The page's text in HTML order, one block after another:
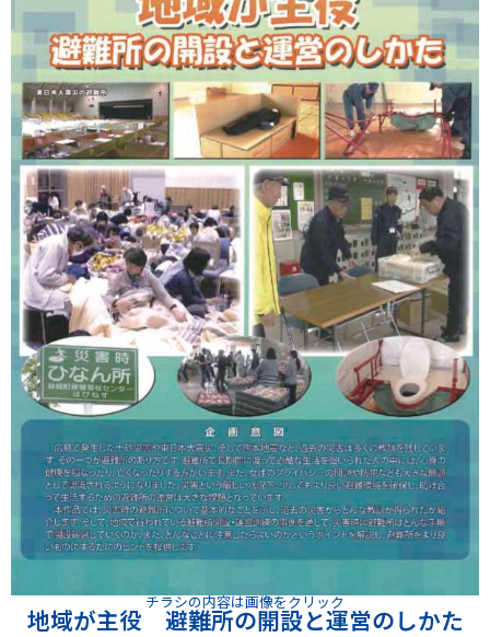
チラシの内容は画像をクリック
地域が主役 避難所の開設と運営のしかた